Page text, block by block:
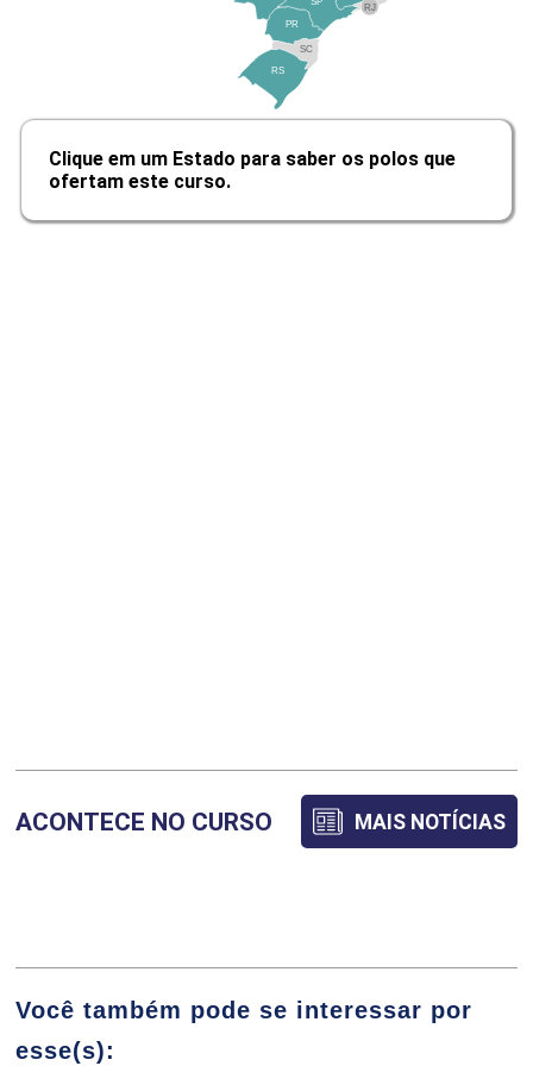
168
ATIVIDADES COMPLEMENTARES
96
48
FRANCIS SILVA DE ALMEIDA
PR
SC
RS
RJ
Clique em um Estado para saber os polos que
ofertam este curso.
ACONTECE NO CURSO MAIS NOTÍCIAS
Você também pode se interessar por
esse(s):